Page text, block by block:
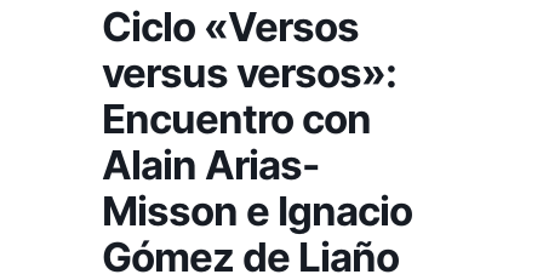
Ciclo «Versos
versus versos»:
Encuentro con
Alain Arias-
Misson e Ignacio
Gómez de Liaño